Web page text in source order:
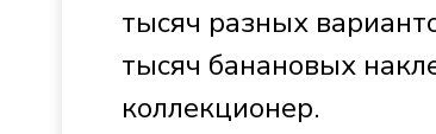
тысяч разных
тысяч банановых
коллекционер.